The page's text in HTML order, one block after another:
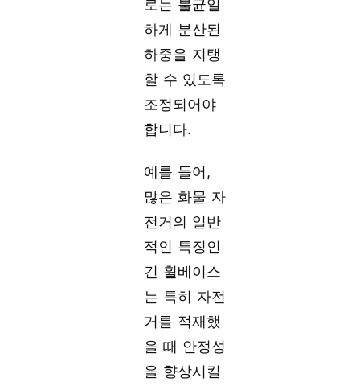
로는 불균일
하게 분산된
하중을 지탱
할 수 있도록
조정되어야
합니다.
예를 들어,
많은 화물 자
전거의 일반
적인 특징인
긴 휠베이스
는 특히 자전
거를 적재했
을 때 안정성
을 향상시킬